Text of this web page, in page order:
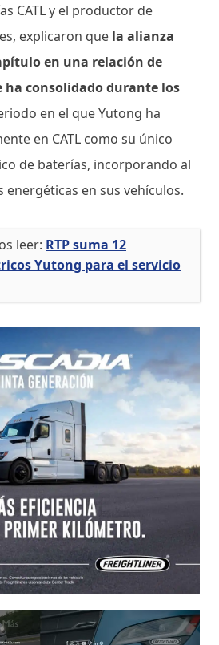
CATL y el productor de
explicaron que la alianza
en una relación de
ha consolidado durante los
en el que Yutong ha
en CATL como su único
de baterías, incorporando al
energéticas en sus vehículos.
leer: RTP suma 12
Yutong para el servicio